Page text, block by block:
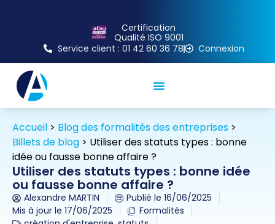
Certification
Qualité ISO 9001
Service client : 01 42 60 36 78
Connexion
Accueil > Blog des formalités des entreprises >
Billets de blog > Utiliser des statuts types : bonne
idée ou fausse bonne affaire ?
Utiliser des statuts types : bonne idée
ou fausse bonne affaire ?
Alexandre MARTIN Publié le 16/06/2025
Mis à jour le 17/06/2025
Formalités